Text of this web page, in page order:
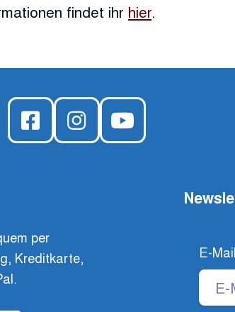
findet ihr hier.
per
Kreditkarte,
E-Mail